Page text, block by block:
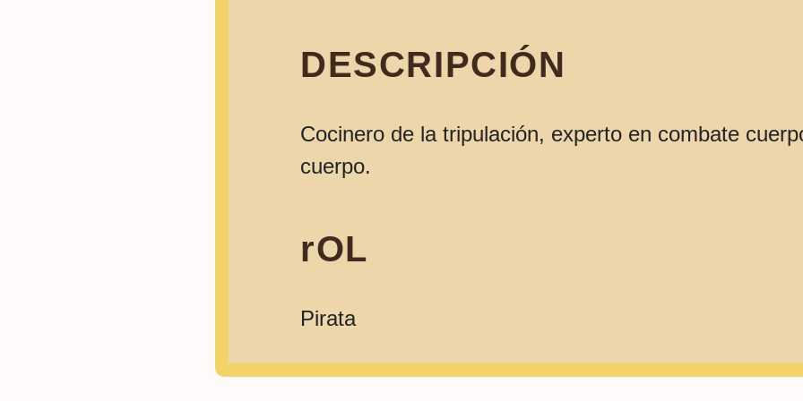
DESCRIPCIÓN
Cocinero de la tripulación, experto en combate
cuerpo.
rOL
Pirata